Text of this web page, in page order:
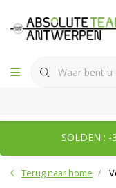
SOLDEN : -
Terug naar home